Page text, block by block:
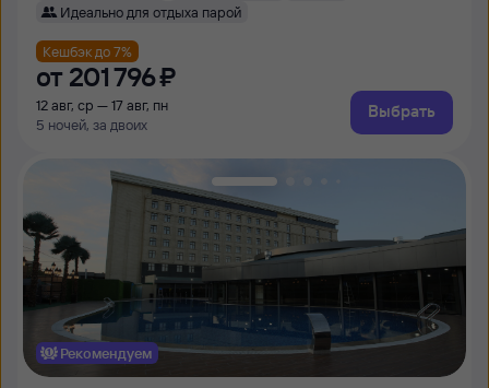
Идеально для отдыха парой
Кешбэк до 7%
от 201 ⁠796 ⁠₽
12 авг, ср — 17 авг, пн
5 ночей, за двоих
Выбрать
Рекомендуем